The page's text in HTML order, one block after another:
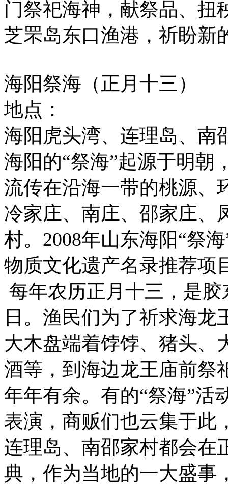
门祭祀海神，献祭品、扭
芝罘岛东口渔港，祈盼新
海阳祭海（正月十三）
地点：
海阳虎头湾、连理岛、南
海阳的“祭海”起源于明朝
流传在沿海一带的桃源、
冷家庄、南庄、邵家庄、
村。2008年山东海阳“祭
物质文化遗产名录推荐项
每年农历正月十三，是
日。渔民们为了祈求海
大木盘端着饽饽、猪头、
酒等，到海边龙王庙前祭
年年有余。有的“祭海”活
表演，商贩们也云集于此
连理岛、南邵家村都会在
典，作为当地的一大盛事